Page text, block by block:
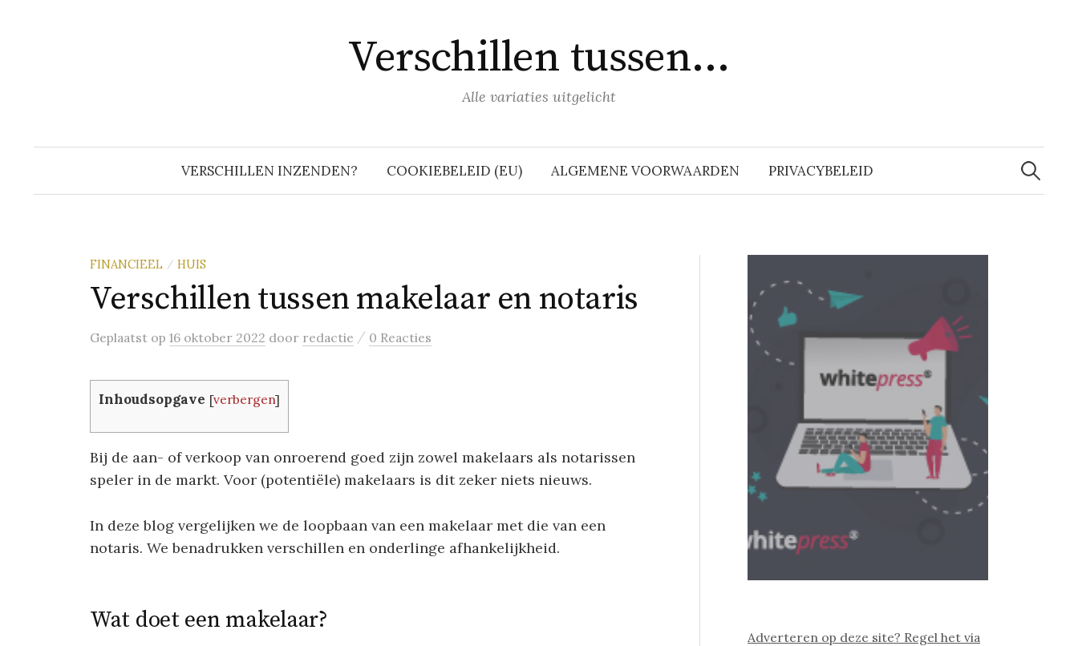
Verschillen tussen…
Alle variaties uitgelicht
VERSCHILLEN INZENDEN? COOKIEBELEID (EU) ALGEMENE VOORWAARDEN PRIVACYBELEID
Zoeken
naar:
FINANCIEEL / HUIS
Verschillen tussen makelaar en notaris
Geplaatst op 16 oktober 2022 door redactie / 0 Reacties
Inhoudsopgave [verbergen]
Bij de aan- of verkoop van onroerend goed zijn zowel makelaars als notarissen
speler in de markt. Voor (potentiële) makelaars is dit zeker niets nieuws.
In deze blog vergelijken we de loopbaan van een makelaar met die van een
notaris. We benadrukken verschillen en onderlinge afhankelijkheid.
Wat doet een makelaar?
Adverteren op deze site? Regel het via